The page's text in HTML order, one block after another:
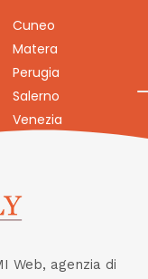
Cuneo
Matera
Perugia
Salerno
Venezia
Web, agenzia di